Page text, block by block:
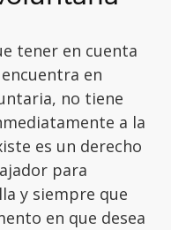
tener en cuenta
en
no tiene
a la
es un derecho
para
y siempre que
en que desea